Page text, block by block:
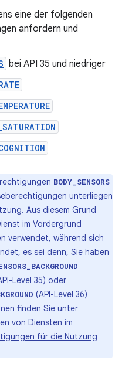
eine der folgenden
anfordern und
bei API 35 und niedriger
BODY_SENSORS
unterliegen
Aus diesem Grund
im Vordergrund
verwendet, während sich
es sei denn, Sie haben
Level 35) oder
(API-Level 36)
finden Sie unter
von Diensten im
für die Nutzung